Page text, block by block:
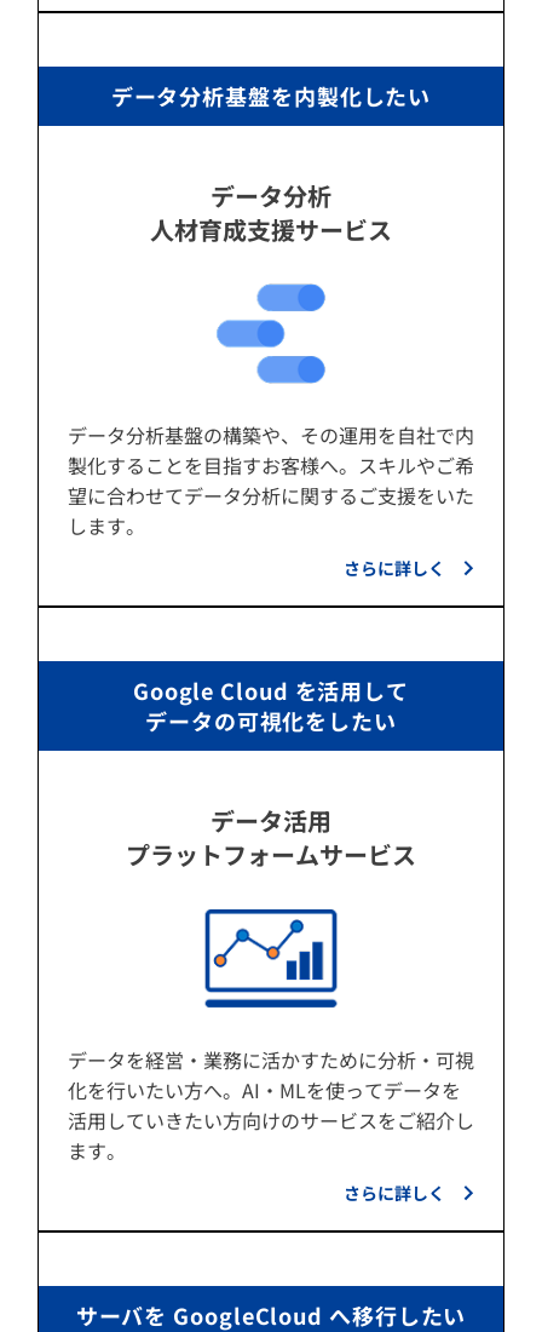
データ分析基盤を内製化したい
データ分析
人材育成支援サービス
データ分析基盤の構築や、その運用を自社で内
製化することを目指すお客様へ。スキルやご希
望に合わせてデータ分析に関するご支援をいた
します。
さらに詳しく
Google Cloud を活用して
データの可視化をしたい
データ活用
プラットフォームサービス
データを経営・業務に活かすために分析・可視
化を行いたい方へ。AI・MLを使ってデータを
活用していきたい方向けのサービスをご紹介し
ます。
さらに詳しく
サーバを GoogleCloud へ移行したい